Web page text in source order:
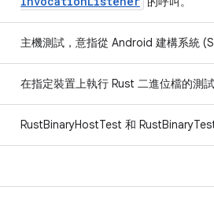
主機測試，意指從 Android 建構系統
在指定裝置上執行 Rust 二進位檔的測試
RustBinaryHostTest 和